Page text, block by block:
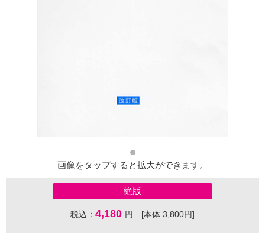
画像をタップすると拡大ができます。
絶版
税込： 4,180 円 [本体 3,800円]